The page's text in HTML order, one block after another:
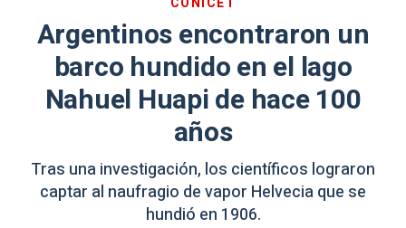
Argentinos encontraron un
barco hundido en el lago
Nahuel Huapi de hace 100
años
Tras una investigación, los científicos lograron
captar al naufragio de vapor Helvecia que se
hundió en 1906.